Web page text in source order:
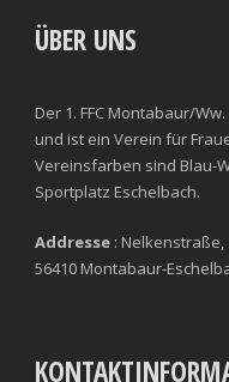
ÜBER UNS
Der 1. FFC Montabaur/
und ist ein Verein für
Vereinsfarben sind Blau-
Sportplatz Eschelbach.
Addresse : Nelkenstraße,
56410 Montabaur-